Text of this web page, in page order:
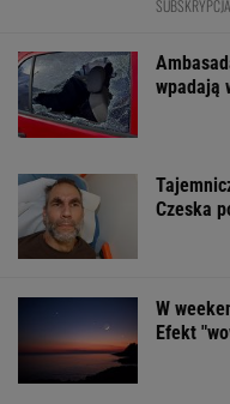
SUBSKRYPCJA
wpadają
Czeska
W
Efekt